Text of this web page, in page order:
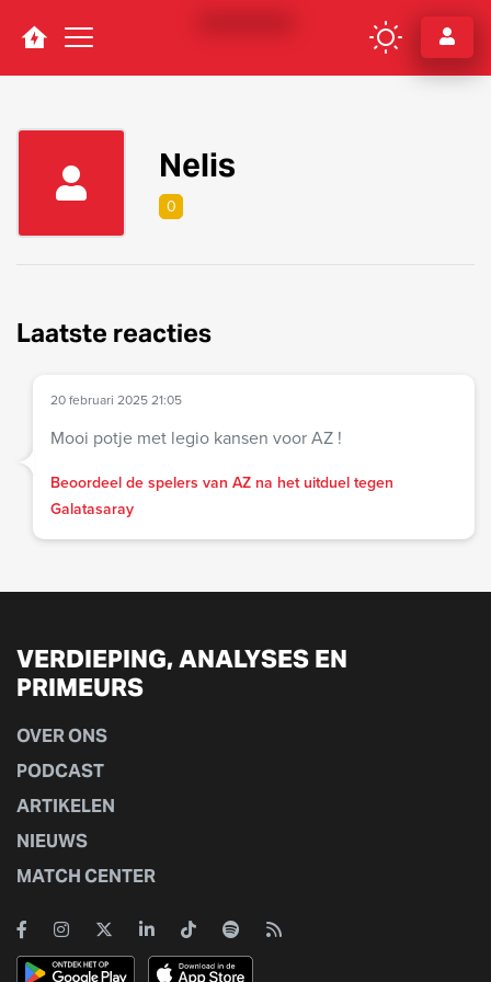
Navigation
Nelis
0
Laatste reacties
20 februari 2025 21:05
Mooi potje met legio kansen voor AZ !
Beoordeel de spelers van AZ na het uitduel tegen
Galatasaray
VERDIEPING, ANALYSES EN
PRIMEURS
OVER ONS
PODCAST
ARTIKELEN
NIEUWS
MATCH CENTER